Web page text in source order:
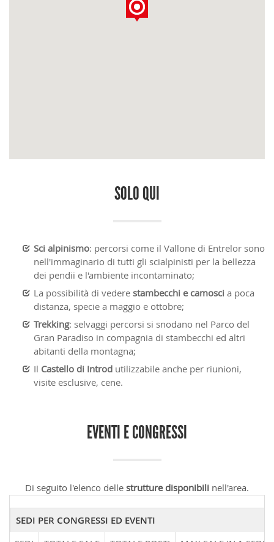
SOLO QUI
Sci alpinismo: percorsi come il Vallone di Entrelor sono
nell'immaginario di tutti gli scialpinisti per la bellezza
dei pendii e l'ambiente incontaminato;
La possibilità di vedere stambecchi e camosci a poca
distanza, specie a maggio e ottobre;
Trekking: selvaggi percorsi si snodano nel Parco del
Gran Paradiso in compagnia di stambecchi ed altri
abitanti della montagna;
Il Castello di Introd utilizzabile anche per riunioni,
visite esclusive, cene.
EVENTI E CONGRESSI
Di seguito l'elenco delle strutture disponibili nell'area.
SEDI PER CONGRESSI ED EVENTI